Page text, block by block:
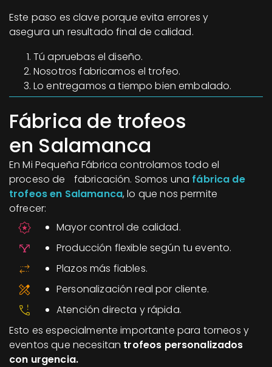
Este paso es clave porque evita errores y
asegura un resultado final de calidad.
Tú apruebas el diseño.
Nosotros fabricamos el trofeo.
Lo entregamos a tiempo bien embalado.
Fábrica de trofeos
en Salamanca
En Mi Pequeña Fábrica controlamos todo el
proceso de fabricación. Somos una fábrica de
trofeos en Salamanca, lo que nos permite
ofrecer:
Mayor control de calidad.
Producción flexible según tu evento.
Plazos más fiables.
Personalización real por cliente.
Atención directa y rápida.
Esto es especialmente importante para torneos y
eventos que necesitan trofeos personalizados
con urgencia.